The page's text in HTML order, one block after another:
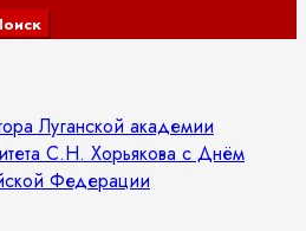
Луганской академии
С.Н. Хорьякова с Днём
Федерации